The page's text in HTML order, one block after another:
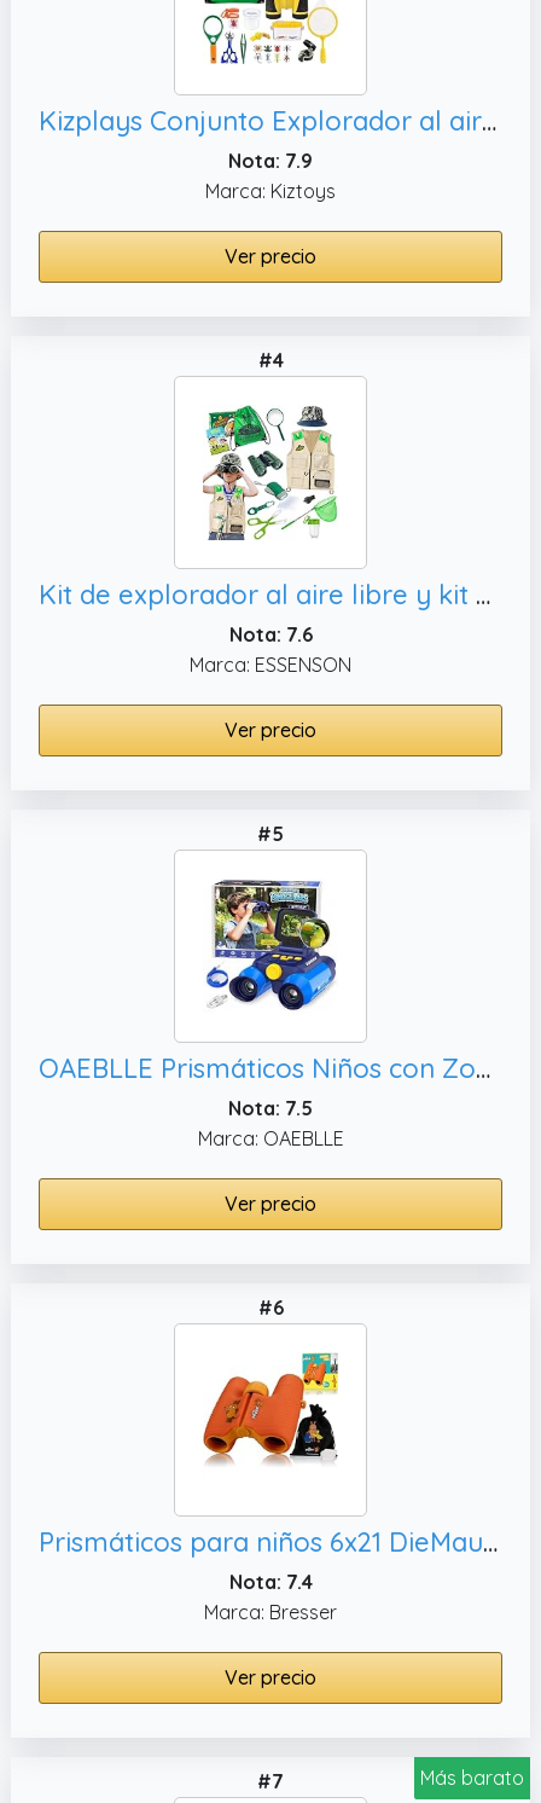
Kizplays Conjunto Explorador al aire libre Juguetes, Prismáticos para niños Conjunto Explorador Aventurero para niños 22 piezas con pinzas Atrapasueinsectos Brújula Lupa
Nota: 7.9
Marca: Kiztoys
Ver precio
#4
Kit de explorador al aire libre y kit de atrapamoscas con chaleco, aventura
Nota: 7.6
Marca: ESSENSON
Ver precio
#5
OAEBLLE Prismáticos Niños con Zoom Óptico 10x y Cámara - Fotos 48 MP y Video 1080P, Ideales para Observación de Animales y Naturaleza | Azul
Nota: 7.5
Marca: OAEBLLE
Ver precio
#6
Prismáticos para niños 6x21 DieMaus con Bolsa
Nota: 7.4
Marca: Bresser
Ver precio
Más barato
#7